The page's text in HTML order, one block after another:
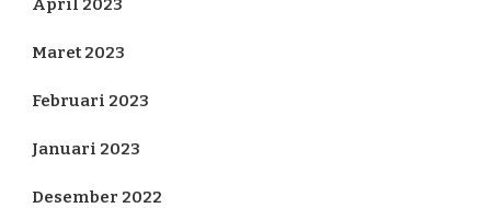
April 2023
Maret 2023
Februari 2023
Januari 2023
Desember 2022